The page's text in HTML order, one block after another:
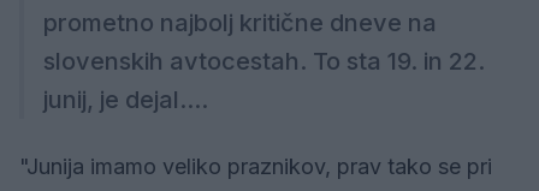
prometno najbolj kritične dneve na
slovenskih avtocestah. To sta 19. in 22.
junij, je dejal....
"Junija imamo veliko praznikov, prav tako se pri